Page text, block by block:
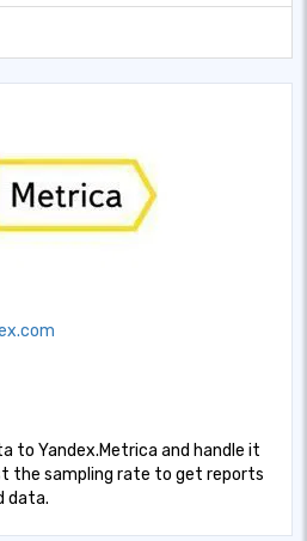
to Yandex.Metrica and handle it
the sampling rate to get reports
data.